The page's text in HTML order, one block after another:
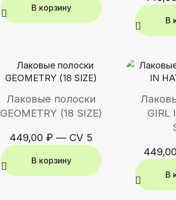
В корзину
В
Лаковые полоски
GEOMETRY (18 SIZE)
449,00₽ — CV 5
В корзину
GIRL
449,00
В